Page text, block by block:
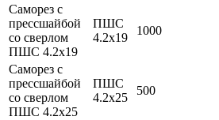
Саморез с
прессшайбой
со сверлом
ПШС 4.2х19
ПШС
4.2х19
1000
Саморез с
прессшайбой
со сверлом
ПШС 4.2х25
ПШС
4.2х25
500